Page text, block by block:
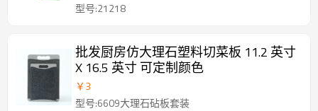
型号:21218
批发厨房仿大理石塑料切菜板 11.2 英寸
X 16.5 英寸 可定制颜色
￥3
型号:6609大理石砧板套装